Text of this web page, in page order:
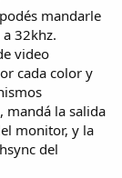
mandarle
32khz.
video
cada color y
mandá la salida
monitor, y la
del